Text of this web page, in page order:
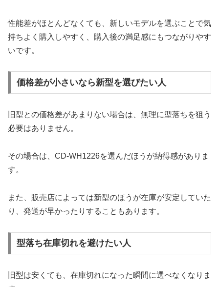
性能差がほとんどなくても、新しいモデルを選ぶことで気
持ちよく購入しやすく、購入後の満足感にもつながりやす
いです。
価格差が小さいなら新型を選びたい人
旧型との価格差があまりない場合は、無理に型落ちを狙う
必要はありません。
その場合は、CD-WH1226を選んだほうが納得感がありま
す。
また、販売店によっては新型のほうが在庫が安定していた
り、発送が早かったりすることもあります。
型落ち在庫切れを避けたい人
旧型は安くても、在庫切れになった瞬間に選べなくなりま